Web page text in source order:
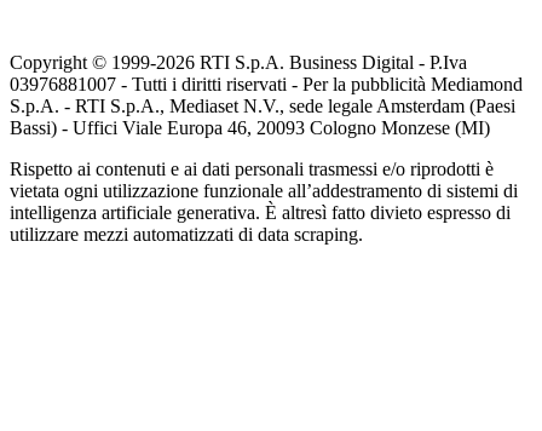
Copyright © 1999-2026 RTI S.p.A. Business Digital - P.Iva
03976881007 - Tutti i diritti riservati - Per la pubblicità Mediamond
S.p.A. - RTI S.p.A., Mediaset N.V., sede legale Amsterdam (Paesi
Bassi) - Uffici Viale Europa 46, 20093 Cologno Monzese (MI)
Rispetto ai contenuti e ai dati personali trasmessi e/o riprodotti è
vietata ogni utilizzazione funzionale all’addestramento di sistemi di
intelligenza artificiale generativa. È altresì fatto divieto espresso di
utilizzare mezzi automatizzati di data scraping.